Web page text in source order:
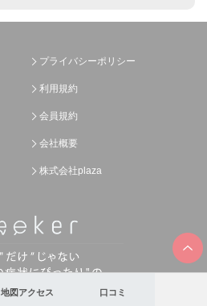
地図アクセス 口コミ
プライバシーポリシー
利用規約
会員規約
会社概要
株式会社plaza